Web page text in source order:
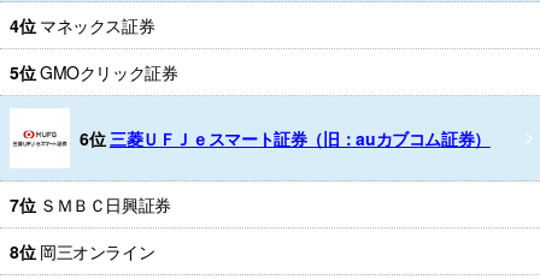
4位 マネックス証券
5位GMOクリック証券
6位 三菱ＵＦＪｅスマート証券（旧：auカブコム証券）
7位 ＳＭＢＣ日興証券
8位 岡三オンライン